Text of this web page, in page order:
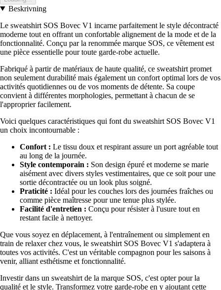
Beskrivning
Le sweatshirt SOS Bovec V1 incarne parfaitement le style décontracté
moderne tout en offrant un confortable alignement de la mode et de la
fonctionnalité. Conçu par la renommée marque SOS, ce vêtement est
une pièce essentielle pour toute garde-robe actuelle.
Fabriqué à partir de matériaux de haute qualité, ce sweatshirt promet
non seulement durabilité mais également un confort optimal lors de vos
activités quotidiennes ou de vos moments de détente. Sa coupe
convient à différentes morphologies, permettant à chacun de se
l'approprier facilement.
Voici quelques caractéristiques qui font du sweatshirt SOS Bovec V1
un choix incontournable :
Confort : Le tissu doux et respirant assure un port agréable tout
au long de la journée.
Style contemporain : Son design épuré et moderne se marie
aisément avec divers styles vestimentaires, que ce soit pour une
sortie décontractée ou un look plus soigné.
Praticité : Idéal pour les couches lors des journées fraîches ou
comme pièce maîtresse pour une tenue plus stylée.
Facilité d'entretien : Conçu pour résister à l'usure tout en
restant facile à nettoyer.
Que vous soyez en déplacement, à l'entraînement ou simplement en
train de relaxer chez vous, le sweatshirt SOS Bovec V1 s'adaptera à
toutes vos activités. C'est un véritable compagnon pour les saisons à
venir, alliant esthétisme et fonctionnalité.
Investir dans un sweatshirt de la marque SOS, c'est opter pour la
qualité et le style. Transformez votre garde-robe en y ajoutant cette